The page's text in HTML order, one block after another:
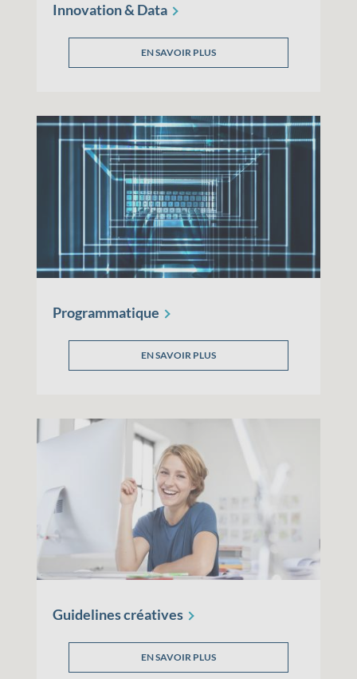
Innovation & Data
EN SAVOIR PLUS
Programmatique
EN SAVOIR PLUS
Guidelinescréatives
EN SAVOIR PLUS